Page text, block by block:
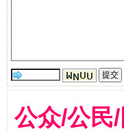
全民健身五年计
公众/公民